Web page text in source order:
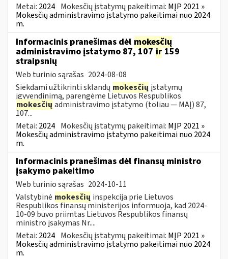
Metai: 2024 Mokesčių įstatymų pakeitimai: MĮP 2021 »
Mokesčių administravimo įstatymo pakeitimai nuo 2024
m.
Informacinis pranešimas dėl mokesčių
administravimo įstatymo 87, 107ir159
straipsnių
Web turinio sąrašas 2024-08-08
Siekdami užtikrinti sklandų mokesčių įstatymų
įgyvendinimą, parengėme Lietuvos Respublikos
mokesčių administravimo įstatymo (toliau — MAĮ) 87,
107...
Metai: 2024 Mokesčių įstatymų pakeitimai: MĮP 2021 »
Mokesčių administravimo įstatymo pakeitimai nuo 2024
m.
Informacinis pranešimas dėl finansų ministro
įsakymo pakeitimo
Web turinio sąrašas 2024-10-11
Valstybinė mokesčių inspekcija prie Lietuvos
Respublikos finansų ministerijos informuoja, kad 2024-
10-09 buvo priimtas Lietuvos Respublikos finansų
ministro įsakymas Nr....
Metai: 2024 Mokesčių įstatymų pakeitimai: MĮP 2021 »
Mokesčių administravimo įstatymo pakeitimai nuo 2024
m.